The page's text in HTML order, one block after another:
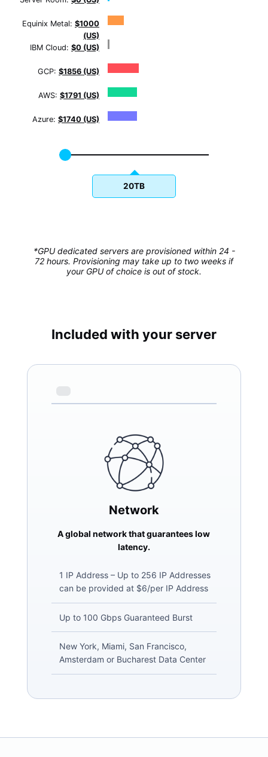
Equinix Metal: $1000
(US)
IBM Cloud: $0 (US)
GCP: $1856 (US)
AWS: $1791 (US)
Azure: $1740 (US)
20TB
*GPU dedicated servers are provisioned within 24 -
72 hours. Provisioning may take up to two weeks if
your GPU of choice is out of stock.
Included with your server
Network
A global network that guarantees low
latency.
1 IP Address – Up to 256 IP Addresses
can be provided at $6/per IP Address
Up to 100 Gbps Guaranteed Burst
New York, Miami, San Francisco,
Amsterdam or Bucharest Data Center